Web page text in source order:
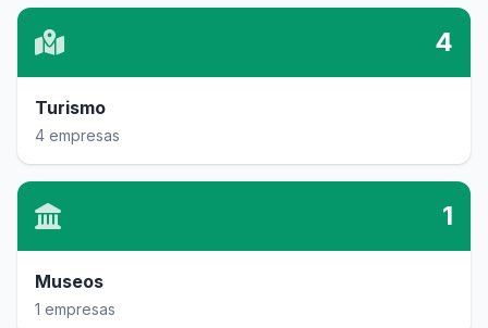
4
Turismo
4 empresas
1
Museos
1 empresas